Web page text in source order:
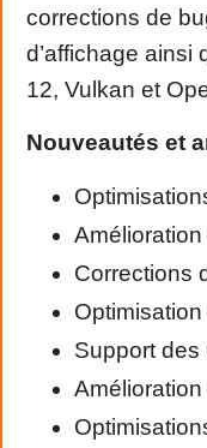
corrections de
d’affichage ainsi
12, Vulkan et
Nouveautés et
Corrections
Support des